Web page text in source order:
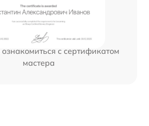
с сертификатом
мастера